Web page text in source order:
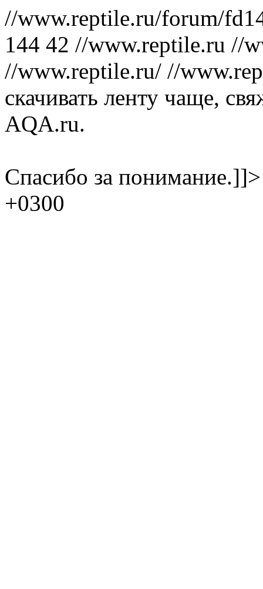
//www.reptile.ru/forum/
144 42 //www.reptile.ru //
//www.reptile.ru/ //
скачивать ленту чаще,
AQA.ru.
Спасибо за
+0300